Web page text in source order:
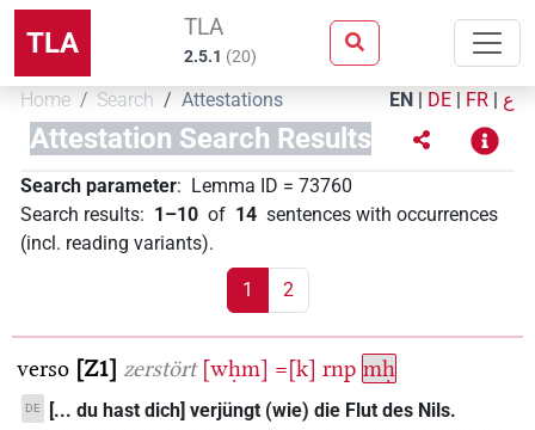
TLA TLA
2.5.1 (20)
Home Search Attestations EN | DE | FR | ع
Attestation Search Results
Search parameter: Lemma ID = 73760
Search results: 1–10 of 14 sentences with occurrences
(incl. reading variants).
1 2
verso Z1 zerstört [wḥm] =[k] rnp mḥ
DE
[... du hast dich] verjüngt (wie) die Flut des Nils.